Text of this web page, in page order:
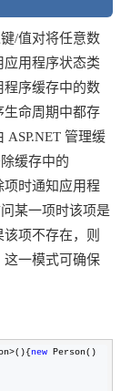
/值对将任意数
用程序状态类
程序缓存中的数
生命周期中都存
ASP.NET 管理缓
缓存中的
时通知应用程
某一项时该项是
该项不存在，则
这一模式可确保
new Person()